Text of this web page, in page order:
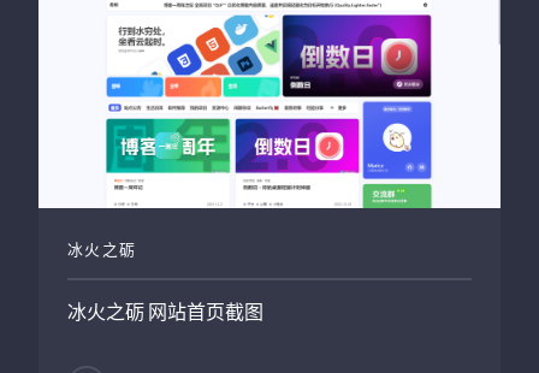
冰火之砺
冰火之砺 网站首页截图